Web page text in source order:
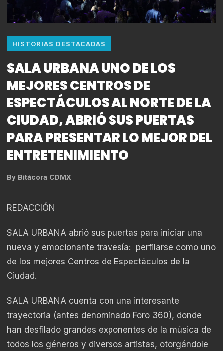
HISTORIAS DESTACADAS
SALA URBANA UNO DE LOS
MEJORES CENTROS DE
ESPECTÁCULOS AL NORTE DE LA
CIUDAD, ABRIÓ SUS PUERTAS
PARA PRESENTAR LO MEJOR DEL
ENTRETENIMIENTO
By Bitácora CDMX
REDACCIÓN
SALA URBANA abrió sus puertas para iniciar una
nueva y emocionante travesía: perfilarse como uno
de los mejores Centros de Espectáculos de la
Ciudad.
SALA URBANA cuenta con una interesante
trayectoria (antes denominado Foro 360), donde
han desfilado grandes exponentes de la música de
todos los géneros y diversos artistas, otorgándole